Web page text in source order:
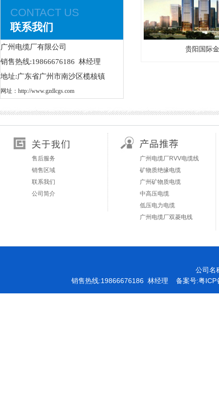
CONTACT US
联系我们
广州电缆厂有限公司
销售热线:19866676186 林经理
地址:广东省广州市南沙区榄核镇
网址： http://www.gzdlcgs.com
贵阳国际
售后服务
销售区域
联系我们
公司简介
广州电缆厂RVV电缆线
矿物质绝缘电缆
广州矿物质电缆
中高压电缆
低压电力电缆
广州电缆厂双菱电线
公司名
销售热线:19866676186 林经理 备案号:粤ICP